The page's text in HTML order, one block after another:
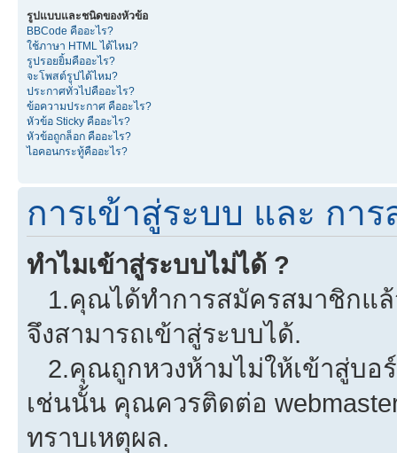
รูปแบบและชนิดของหัวข้อ
BBCode คืออะไร?
ใช้ภาษา HTML ได้ไหม?
รูปรอยยิ้มคืออะไร?
จะโพสต์รูปได้ไหม?
ประกาศทั่วไปคืออะไร?
ข้อความประกาศ คืออะไร?
หัวข้อ Sticky คืออะไร?
หัวข้อถูกล็อก คืออะไร?
ไอคอนกระทู้คืออะไร?
การเข้าสู่ระบบ และ กา
ทำไมเข้าสู่ระบบไม่ได้ ?
1.คุณได้ทำการสมัครสมาชิกแ
จึงสามารถเข้าสู่ระบบได้.
2.คุณถูกหวงห้ามไม่ให้เข้าสู่บอ
เช่นนั้น คุณควรติดต่อ
ทราบเหตุผล.